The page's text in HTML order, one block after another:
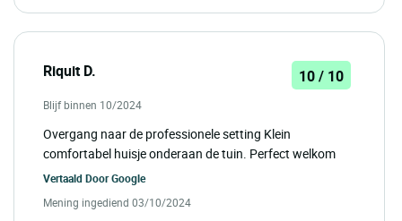
Riquit D. 10 / 10
Blijf binnen 10/2024
Overgang naar de professionele setting Klein
comfortabel huisje onderaan de tuin. Perfect welkom
Vertaald DoorGoogle
Mening ingediend 03/10/2024